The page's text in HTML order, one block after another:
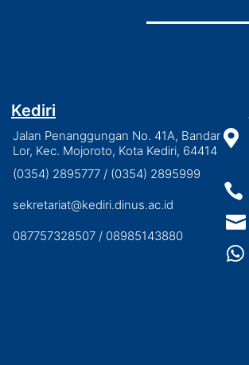
Kediri
Jalan Penanggungan No. 41A, Bandar
Lor, Kec. Mojoroto, Kota Kediri, 64414
(0354) 2895777 / (0354) 2895999
sekretariat@kediri.dinus.ac.id
087757328507 / 08985143880



